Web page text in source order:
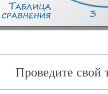
Проведите свой